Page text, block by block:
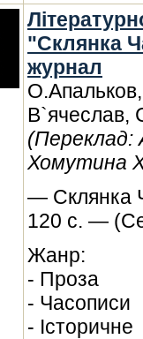
"Склянка
журнал
В`ячеслав,
(Переклад:
Хомутина
— Склянка
120 с. —
Жанр:
- Проза
- Часописи
- Історичне